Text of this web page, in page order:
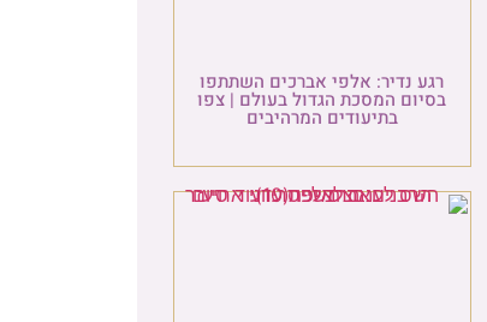
רגע נדיר: אלפי אברכים השתתפו
בסיום המסכת הגדול בעולם | צפו
בתיעודים המרהיבים